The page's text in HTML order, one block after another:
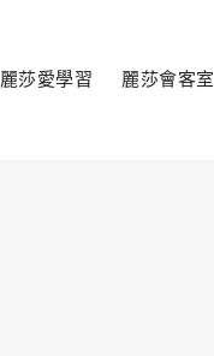
麗莎愛學習 麗莎會客室